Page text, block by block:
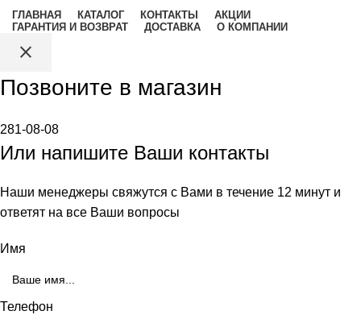
ГЛАВНАЯ КАТАЛОГ КОНТАКТЫ
АКЦИИ
ГАРАНТИЯ И ВОЗВРАТ
ДОСТАВКА О КОМПАНИИ
close
Позвоните в магазин
281-08-08
Или напишите Ваши контакты
Наши менеджеры свяжутся с Вами в течение 12 минут и
ответят на все Ваши вопросы
Имя
Телефон